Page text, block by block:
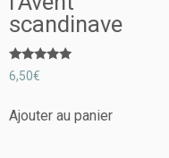
scandinave
Note
5.00
6,50€
Ajouter au panier